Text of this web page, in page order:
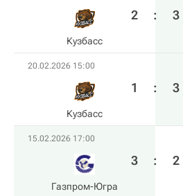
Кузбасс
2 : 3
20.02.2026 15:00
Кузбасс
1 : 3
15.02.2026 17:00
Газпром-Югра
3 : 2